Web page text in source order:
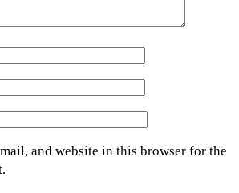
and website in this browser for the